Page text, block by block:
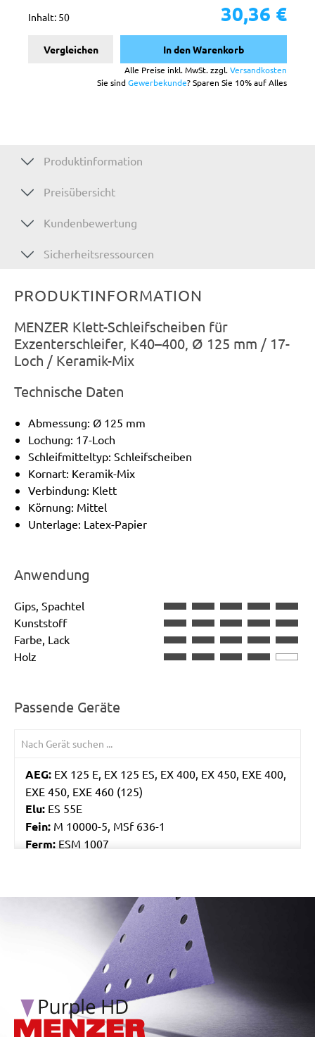
Inhalt: 50 30,36 €
Vergleichen In den Warenkorb
Alle Preise inkl. MwSt. zzgl.Versandkosten
Sie sindGewerbekunde? Sparen Sie 10% auf Alles
Produktinformation
Preisübersicht
Kundenbewertung
Sicherheitsressourcen
PRODUKTINFORMATION
MENZER Klett-Schleifscheiben für
Exzenterschleifer, K40–400, Ø 125 mm / 17-
Loch / Keramik-Mix
Technische Daten
Abmessung: Ø 125 mm
Lochung: 17-Loch
Schleifmitteltyp: Schleifscheiben
Kornart: Keramik-Mix
Verbindung: Klett
Körnung: Mittel
Unterlage: Latex-Papier
Anwendung
Gips, Spachtel
Kunststoff
Farbe, Lack
Holz
Passende Geräte
AEG: EX 125 E, EX 125 ES, EX 400, EX 450, EXE 400,
EXE 450, EXE 460 (125)
Elu: ES 55E
Fein: M 10000-5, MSf 636-1
Ferm: ESM 1007
AA, 7470 MA
WU651, WU652, WX652, WX656
GEX 125 AVE, GEX 125-1 AE, GEX 125A, GEX
125AC, GEX 150 AVE, PEX 125A-1, PEX 125AE, PEX
12A, PEX 12AE, PEX 220A, PEX 270A, PEX 270AE,
PEX 300A, PEX 300AE, PEX 400AE
Kress:
300 EXE, 900 MPS, CPS 6125 Set, CPS 6125-
1, CPS 6125-E, HEX 1385E, HEX 6385E
Ryobi:CRO180M, CRO180MHG, ERO2412V,
/marketing/parallax/menzer/parallax_logos/